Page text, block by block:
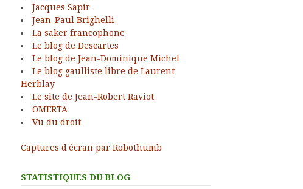
Jacques Sapir
Jean-Paul Brighelli
La saker francophone
Le blog de Descartes
Le blog de Jean-Dominique Michel
Le blog gaulliste libre de Laurent
Herblay
Le site de Jean-Robert Raviot
OMERTA
Vu du droit
Captures d'écran par Robothumb
STATISTIQUES DU BLOG